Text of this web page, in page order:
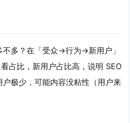
不多？在 「受众→行为→新用户」
占比，新用户占比高，说明 SEO
极少，可能内容没粘性（用户来